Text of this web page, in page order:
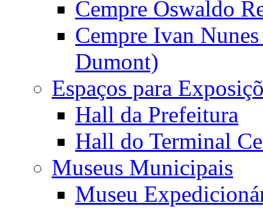
Cempre Oswaldo
Cempre Ivan
Dumont)
Espaços para
Hall da Prefeitura
Hall do Terminal
Museus Municipais
Museu